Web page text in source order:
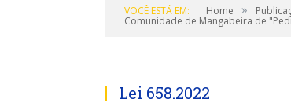
VOCÊ ESTÁ EM: Home »
Comunidade de Mangabeira de
Lei 658.2022